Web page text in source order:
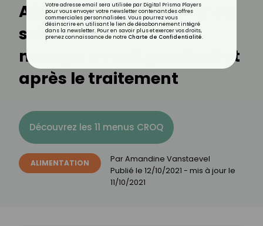
Alimentation et cancer du
sein : comment bien
manger avant, pendant et
après le traitement
Découvrez les 11 menus CROQ
ALIMENTATION ParAmandine Vanstaevel
Publié le 12/10/2021 - mis à jour le
11/10/2021
Votre adresse email sera utilisée par Digital Prisma Players
pour vous envoyer votre newsletter contenant des offres
commerciales personnalisées. Vous pourrez vous
désinscrire en utilisant le lien de désabonnement intégré
dans la newsletter. Pour en savoir plus et exercer vos droits,
prenez connaissance de notre Charte de Confidentialité.